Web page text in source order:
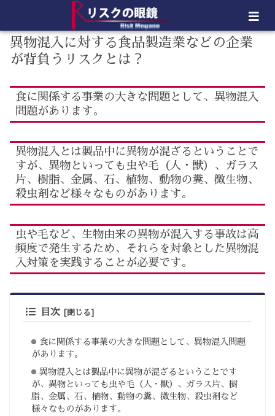
異物混入に対する食品製造業などの企業
が背負うリスクとは？
食に関係する事業の大きな問題として、異物混入
問題があります。
異物混入とは製品中に異物が混ざるということで
すが、異物といっても虫や毛（人・獣）、ガラス
片、樹脂、金属、石、植物、動物の糞、微生物、
殺虫剤など様々なものがあります。
虫や毛など、生物由来の異物が混入する事故は高
頻度で発生するため、それらを対象とした異物混
入対策を実践することが必要です。
目次
食に関係する事業の大きな問題として、異物混入問題
があります。
異物混入とは製品中に異物が混ざるということです
が、異物といっても虫や毛（人・獣）、ガラス片、樹
脂、金属、石、植物、動物の糞、微生物、殺虫剤など
様々なものがあります。